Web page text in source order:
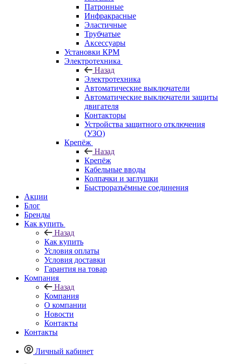
Патронные
Инфракрасные
Эластичные
Трубчатые
Аксессуары
Установки КРМ
Электротехника
Назад
Электротехника
Автоматические выключатели
Автоматические выключатели защиты
двигателя
Контакторы
Устройства защитного отключения
(УЗО)
Крепёж
Назад
Крепёж
Кабельные вводы
Колпачки и заглушки
Быстроразъёмные соединения
Акции
Блог
Бренды
Как купить
Назад
Как купить
Условия оплаты
Условия доставки
Гарантия на товар
Компания
Назад
Компания
О компании
Новости
Контакты
Контакты
Личный кабинет